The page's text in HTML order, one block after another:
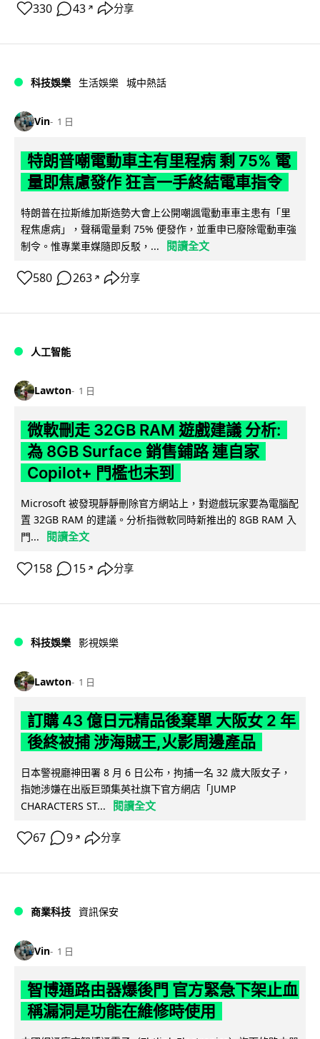
330 43 ↗ 分享
科技娛樂 生活娛樂 城中熱話
Vin 1 日
特朗普嘲電動車主有里程病 剩 75% 電
量即焦慮發作 狂言一手終結電車指令
特朗普在拉斯維加斯造勢大會上公開嘲諷電動車車主患有「里
程焦慮病」，聲稱電量剩 75% 便發作，並重申已廢除電動車強
制令。惟專業車媒隨即反駁，...
閱讀全文
580 263 ↗ 分享
人工智能
Lawton 1 日
微軟刪走 32GB RAM 遊戲建議 分析:
為 8GB Surface 銷售鋪路 連自家
Copilot+ 門檻也未到
Microsoft 被發現靜靜刪除官方網站上，對遊戲玩家要為電腦配
置 32GB RAM 的建議。分析指微軟同時新推出的 8GB RAM 入
門...
閱讀全文
158 15 ↗ 分享
科技娛樂 影視娛樂
Lawton 1 日
訂購 43 億日元精品後棄單 大阪女 2 年
後終被捕 涉海賊王,火影周邊產品
日本警視廳神田署 8 月 6 日公布，拘捕一名 32 歲大阪女子，
指她涉嫌在出版巨頭集英社旗下官方網店「JUMP
CHARACTERS ST...
閱讀全文
67 9 ↗ 分享
商業科技 資訊保安
Vin 1 日
智博通路由器爆後門 官方緊急下架止血
稱漏洞是功能在維修時使用